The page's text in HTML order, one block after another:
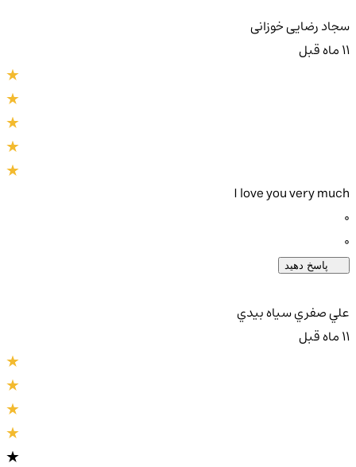
سجاد رضایی خوزانی
11 ماه قبل
I love you very much
پاسخ دهید
علي صفري سياه بيدي
11 ماه قبل